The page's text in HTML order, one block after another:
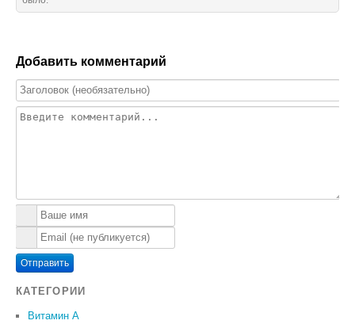
Добавить комментарий
Отправить
КАТЕГОРИИ
Витамин A